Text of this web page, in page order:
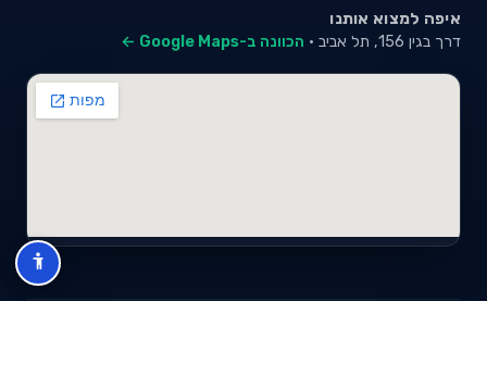
איפה למצוא אותנו
דרך בגין 156, תל אביב · הכוונה ב-Google Maps ←